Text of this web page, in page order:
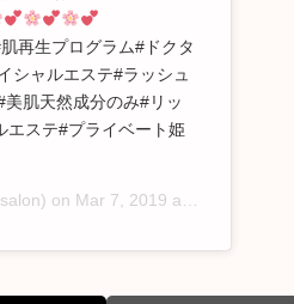
再生プログラム#ドクタ
シャルエステ#ラッシュ
肌天然成分のみ#リッ
エステ#プライベート姫
on Mar 7, 2019 at 11:46pm PST